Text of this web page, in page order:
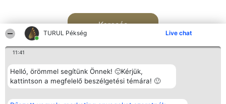
TURUL Pékség Live chat
11:41
Helló, örömmel segítünk Önnek! 🙂Kérjük,
kattintson a megfelelő beszélgetési témára! 🙂
Keresés
Rangsorszervező Népszavazás Elérhetőség